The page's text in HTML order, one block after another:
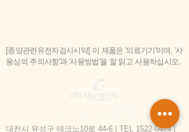
[종양관련유전자검사시약] 이 제품은 '의료기기'이며, '사
용상의 주의사항'과 '사용방법'을 잘 읽고 사용하십시오.
대전시 유성구 테크노10로 44-6 | TEL 1522-0474|